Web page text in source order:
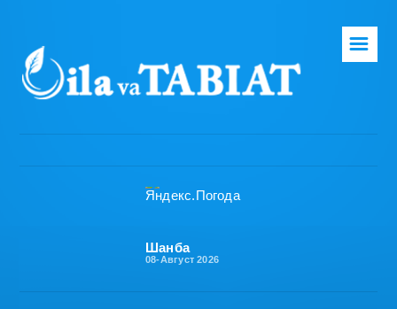
Бош саҳифа
☰
Шанба
08-Август 2026